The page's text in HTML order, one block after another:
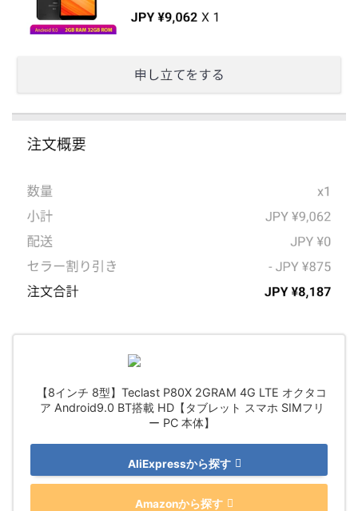
【8インチ 8型】Teclast P80X 2GRAM 4G LTE オクタコ
ア Android9.0 BT搭載 HD【タブレット スマホ SIMフリ
ー PC 本体】
AliExpressから探す
Amazonから探す